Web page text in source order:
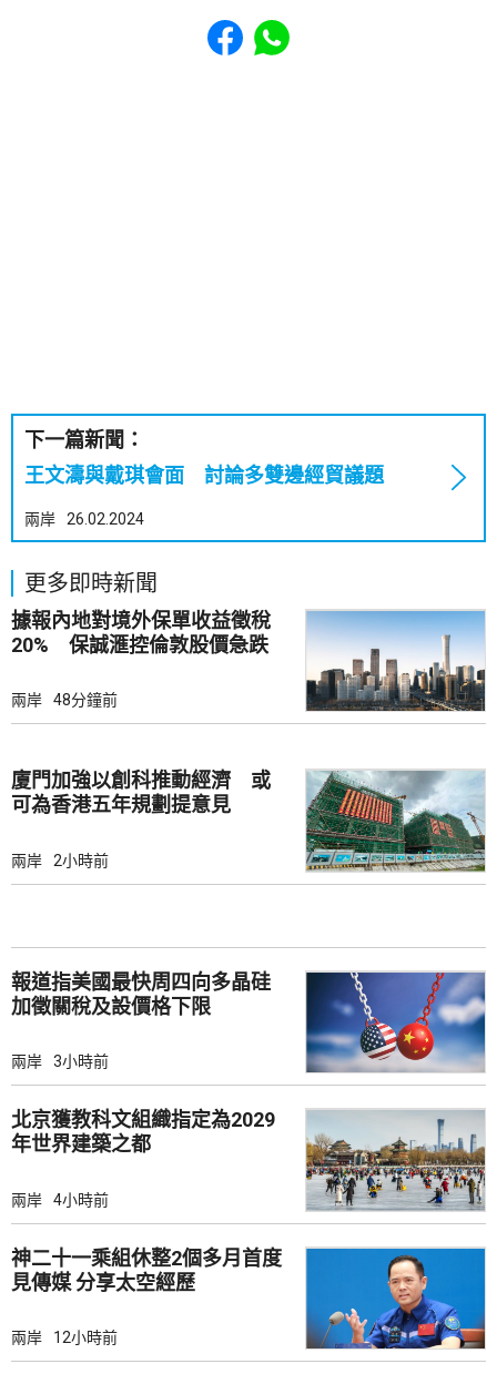
Share to Facebook
Share to WhatsApp
下一篇新聞：
王文濤與戴琪會面 討論多雙邊經貿議題
兩岸 26.02.2024
更多即時新聞
據報內地對境外保單收益徵稅
20% 保誠滙控倫敦股價急跌
兩岸 48分鐘前
廈門加強以創科推動經濟 或
可為香港五年規劃提意見
兩岸 2小時前
報道指美國最快周四向多晶硅
加徵關稅及設價格下限
兩岸 3小時前
北京獲教科文組織指定為2029
年世界建築之都
兩岸 4小時前
神二十一乘組休整2個多月首度
見傳媒 分享太空經歷
兩岸 12小時前